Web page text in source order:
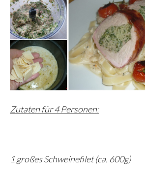
Zutaten für 4 Personen:
1 großes Schweinefilet (ca. 600g)